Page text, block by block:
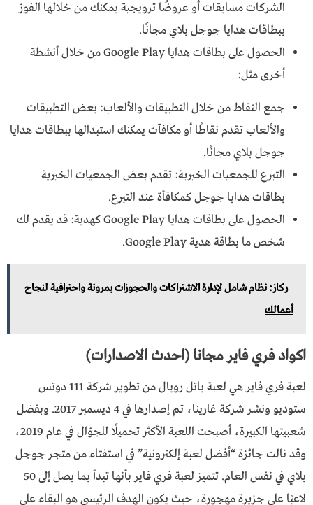
الشركات مسابقات أو عروضًا ترويجية يمكنك من خلالها الفوز
ببطاقات هدايا جوجل بلاي مجانًا.
الحصول على بطاقات هدايا Google Play من خلال أنشطة
أخرى مثل:
جمع النقاط من خلال التطبيقات والألعاب: بعض التطبيقات
والألعاب تقدم نقاطًا أو مكافآت يمكنك استبدالها ببطاقات هدايا
جوجل بلاي مجانًا.
التبرع للجمعيات الخيرية: تقدم بعض الجمعيات الخيرية
بطاقات هدايا جوجل كمكافأة عند التبرع.
الحصول على بطاقات هدايا Google Play كهدية: قد يقدم لك
شخص ما بطاقة هدية Google Play.
ركاز: نظام شامل لإدارة الاشتراكات والحجوزات بمرونة واحترافية لنجاح
أعمالك
اكواد فري فاير مجانا (احدث الاصدارات)
لعبة فري فاير هي لعبة باتل رويال من تطوير شركة 111 دوتس
ستوديو ونشر شركة غارينا، تم إصدارها في 4 ديسمبر 2017. وبفضل
شعبيتها الكبيرة، أصبحت اللعبة الأكثر تحميلًا للجوّال في عام 2019،
وقد نالت جائزة “أفضل لعبة إلكترونية” في استفتاء من متجر جوجل
بلاي في نفس العام. تتميز لعبة فري فاير بأنها تبدأ بما يصل إلى 50
لاعبًا على جزيرة مهجورة، حيث يكون الهدف الرئيسي هو البقاء على